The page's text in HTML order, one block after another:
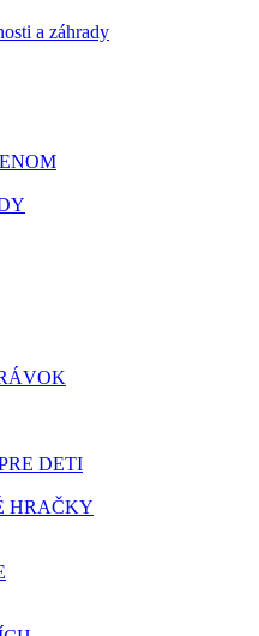
a záhrady
DETI
HRAČKY